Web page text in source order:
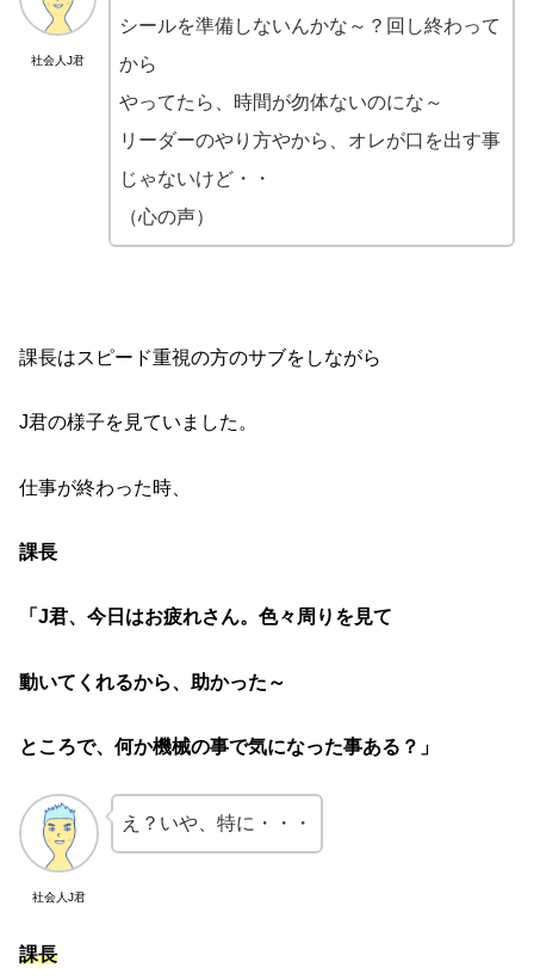
社会人J君
シールを準備しないんかな～？回し終わって
から
やってたら、時間が勿体ないのにな～
リーダーのやり方やから、オレが口を出す事
じゃないけど・・
（心の声）
課長はスピード重視の方のサブをしながら
J君の様子を見ていました。
仕事が終わった時、
課長
「J君、今日はお疲れさん。色々周りを見て
動いてくれるから、助かった～
ところで、何か機械の事で気になった事ある？」
社会人J君
え？いや、特に・・・
課長